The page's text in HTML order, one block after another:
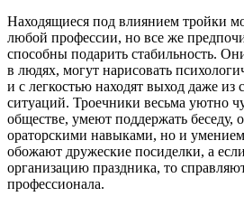
Находящиеся под влиянием тройки
любой профессии, но все же
способны подарить стабильность.
в людях, могут нарисовать
и с легкостью находят выход даже
ситуаций. Троечники весьма уютно
обществе, умеют поддержать беседу,
ораторскими навыками, но и
обожают дружеские посиделки, а если
организацию праздника, то
профессионала.